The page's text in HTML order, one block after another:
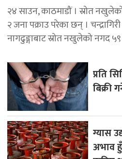
२४ साउन, काठमाडौं । स्रोत
२ जना पक्राउ परेका छन् ।
नागढुङ्गाबाट स्रोत नखुलेको नगद
प्रति
बिक्री
ग्यास
अभाव